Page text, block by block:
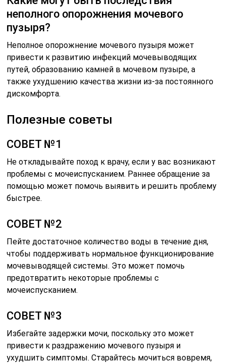
неполного опорожнения мочевого
пузыря?
Неполное опорожнение мочевого пузыря может
привести к развитию инфекций мочевыводящих
путей, образованию камней в мочевом пузыре, а
также ухудшению качества жизни из-за постоянного
дискомфорта.
Полезные советы
СОВЕТ №1
Не откладывайте поход к врачу, если у вас возникают
проблемы с мочеиспусканием. Раннее обращение за
помощью может помочь выявить и решить проблему
быстрее.
СОВЕТ №2
Пейте достаточное количество воды в течение дня,
чтобы поддерживать нормальное функционирование
мочевыводящей системы. Это может помочь
предотвратить некоторые проблемы с
мочеиспусканием.
СОВЕТ №3
Избегайте задержки мочи, поскольку это может
привести к раздражению мочевого пузыря и
ухудшить симптомы. Старайтесь мочиться вовремя,